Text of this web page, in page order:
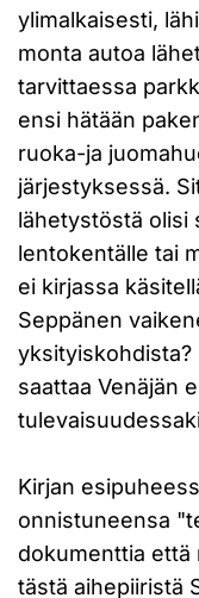
ylimalkaisesti,
monta autoa
tarvittaessa
ensi hätään
ruoka-ja
järjestyksessä.
lähetystöstä olisi
lentokentälle tai
ei kirjassa
Seppänen
yksityiskohdista?
saattaa Venäjän
Kirjan
onnistuneensa
dokumenttia että
tästä aihepiiristä